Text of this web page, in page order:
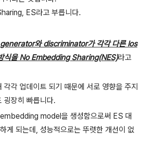
ES라고 부릅니다.
generator와 discriminator가 각각 다른 los
식을 No Embedding Sharing(NES)라고
각 업데이트 되기 때문에 서로 영향을 주지
굉장히 빠릅니다.
model을 생성함으로써 ES 대
게 되는데, 성능적으로는 뚜렷한 개선이 없